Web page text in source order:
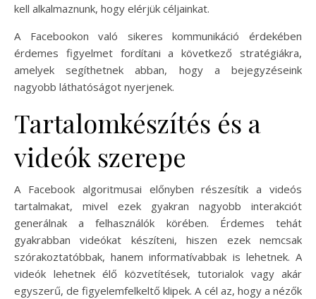
kell alkalmaznunk, hogy elérjük céljainkat.
A Facebookon való sikeres kommunikáció érdekében
érdemes figyelmet fordítani a következő stratégiákra,
amelyek segíthetnek abban, hogy a bejegyzéseink
nagyobb láthatóságot nyerjenek.
Tartalomkészítés és a
videók szerepe
A Facebook algoritmusai előnyben részesítik a videós
tartalmakat, mivel ezek gyakran nagyobb interakciót
generálnak a felhasználók körében. Érdemes tehát
gyakrabban videókat készíteni, hiszen ezek nemcsak
szórakoztatóbbak, hanem informatívabbak is lehetnek. A
videók lehetnek élő közvetítések, tutorialok vagy akár
egyszerű, de figyelemfelkeltő klipek. A cél az, hogy a nézők